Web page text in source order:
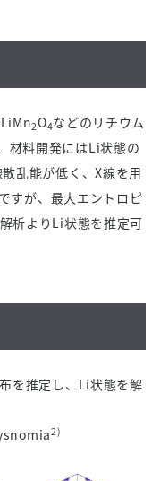
2O4などのリチウム
材料開発にはLi状態の
乱能が低く、X線を用
すが、最大エントロピ
析よりLi状態を推定可
を推定し、Li状態を解
2)